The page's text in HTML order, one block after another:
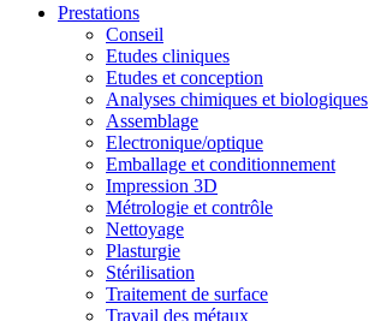
Prestations
Conseil
Etudes cliniques
Etudes et conception
Analyses chimiques et biologiques
Assemblage
Electronique/optique
Emballage et conditionnement
Impression 3D
Métrologie et contrôle
Nettoyage
Plasturgie
Stérilisation
Traitement de surface
Travail des métaux